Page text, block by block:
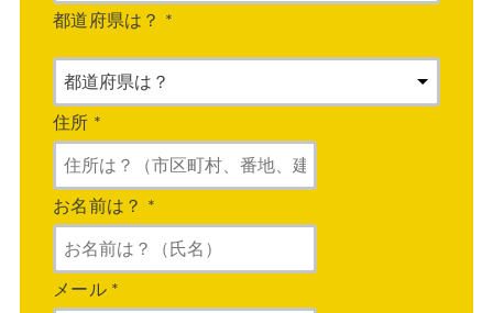
都道府県は？ *
住所 *
お名前は？ *
メール *